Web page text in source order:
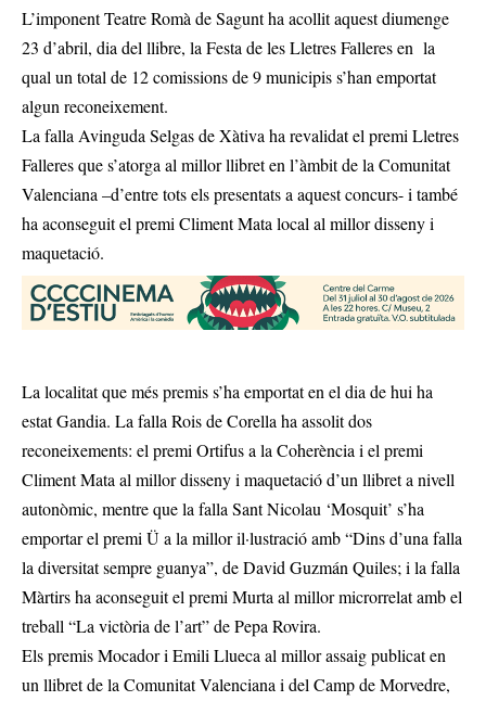
L’imponent Teatre Romà de Sagunt ha acollit aquest diumenge
23 d’abril, dia del llibre, la Festa de les Lletres Falleres en la
qual un total de 12 comissions de 9 municipis s’han emportat
algun reconeixement.
La falla Avinguda Selgas de Xàtiva ha revalidat el premi Lletres
Falleres que s’atorga al millor llibret en l’àmbit de la Comunitat
Valenciana –d’entre tots els presentats a aquest concurs- i també
ha aconseguit el premi Climent Mata local al millor disseny i
maquetació.
La localitat que més premis s’ha emportat en el dia de hui ha
estat Gandia. La falla Rois de Corella ha assolit dos
reconeixements: el premi Ortifus a la Coherència i el premi
Climent Mata al millor disseny i maquetació d’un llibret a nivell
autonòmic, mentre que la falla Sant Nicolau ‘Mosquit’ s’ha
emportar el premi Ü a la millor il·lustració amb “Dins d’una falla
la diversitat sempre guanya”, de David Guzmán Quiles; i la falla
Màrtirs ha aconseguit el premi Murta al millor microrrelat amb el
treball “La victòria de l’art” de Pepa Rovira.
Els premis Mocador i Emili Llueca al millor assaig publicat en
un llibret de la Comunitat Valenciana i del Camp de Morvedre,